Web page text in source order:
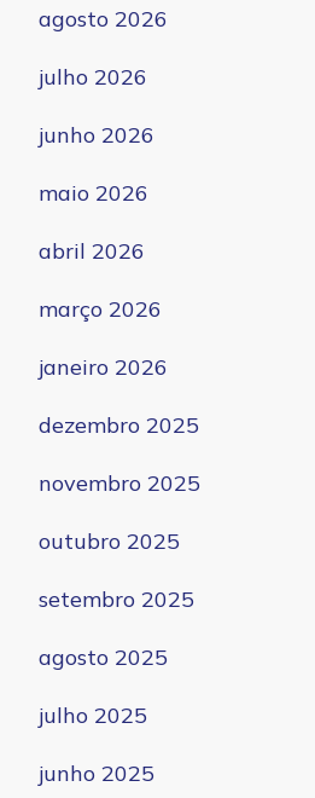
agosto 2026
julho 2026
junho 2026
maio 2026
abril 2026
março 2026
janeiro 2026
dezembro 2025
novembro 2025
outubro 2025
setembro 2025
agosto 2025
julho 2025
junho 2025